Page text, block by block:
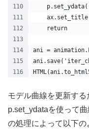
    return
ani =
モデル曲線を更新する
p.set_ydataを使って
の処理によって以下の